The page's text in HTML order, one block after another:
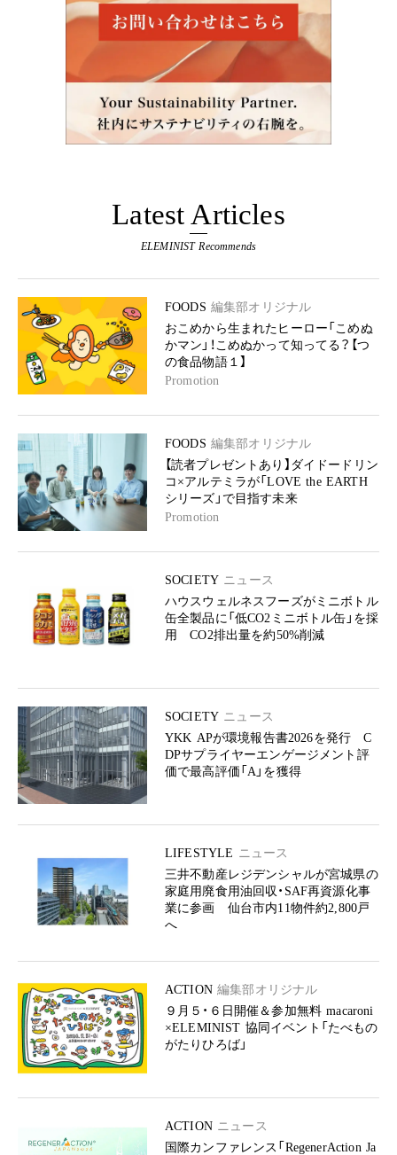
Latest Articles
ELEMINIST Recommends
FOODS 編集部オリジナル
おこめから生まれたヒーロー「こめぬ
かマン」！こめぬかって知ってる？【つ
の食品物語１】
Promotion
FOODS 編集部オリジナル
【読者プレゼントあり】ダイドードリン
コ×アルテミラが「LOVE the EARTH
シリーズ」で目指す未来
Promotion
SOCIETY ニュース
ハウスウェルネスフーズがミニボトル
缶全製品に「低CO2ミニボトル缶」を採
用 CO2排出量を約50%削減
SOCIETY ニュース
YKK APが環境報告書2026を発行 C
DPサプライヤーエンゲージメント評
価で最高評価「A」を獲得
LIFESTYLE ニュース
三井不動産レジデンシャルが宮城県の
家庭用廃食用油回収・SAF再資源化事
業に参画 仙台市内11物件約2,800戸
へ
ACTION 編集部オリジナル
９月５・６日開催＆参加無料 macaroni
×ELEMINIST 協同イベント「たべもの
がたりひろば」
ACTION ニュース
国際カンファレンス「RegenerAction Ja